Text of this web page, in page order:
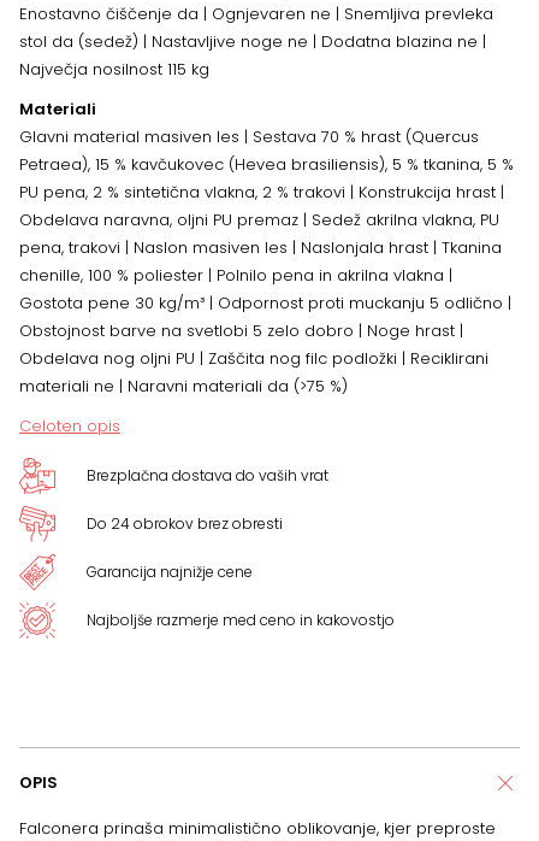
Enostavno čiščenje da | Ognjevaren ne | Snemljiva prevleka
stol da (sedež) | Nastavljive noge ne | Dodatna blazina ne |
Največja nosilnost 115 kg
Materiali
Glavni material masiven les | Sestava 70 % hrast (Quercus
Petraea), 15 % kavčukovec (Hevea brasiliensis), 5 % tkanina, 5 %
PU pena, 2 % sintetična vlakna, 2 % trakovi | Konstrukcija hrast |
Obdelava naravna, oljni PU premaz | Sedež akrilna vlakna, PU
pena, trakovi | Naslon masiven les | Naslonjala hrast | Tkanina
chenille, 100 % poliester | Polnilo pena in akrilna vlakna |
Gostota pene 30 kg/m³ | Odpornost proti muckanju 5 odlično |
Obstojnost barve na svetlobi 5 zelo dobro | Noge hrast |
Obdelava nog oljni PU | Zaščita nog filc podložki | Reciklirani
materiali ne | Naravni materiali da (>75 %)
Celoten opis
Brezplačna dostava do vaših vrat
Do 24 obrokov brez obresti
Garancija najnižje cene
Najboljše razmerje med ceno in kakovostjo
OPIS
Falconera prinaša minimalistično oblikovanje, kjer preproste